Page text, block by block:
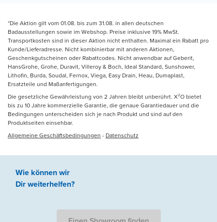
*Die Aktion gilt vom 01.08. bis zum 31.08. in allen deutschen
Badausstellungen sowie im Webshop. Preise inklusive 19% MwSt.
Transportkosten sind in dieser Aktion nicht enthalten. Maximal ein Rabatt pro
Kunde/Lieferadresse. Nicht kombinierbar mit anderen Aktionen,
Geschenkgutscheinen oder Rabattcodes. Nicht anwendbar auf Geberit,
HansGrohe, Grohe, Duravit, Villeroy & Boch, Ideal Standard, Sunshower,
Lithofin, Burda, Soudal, Fernox, Viega, Easy Drain, Heau, Dumaplast,
Ersatzteile und Maßanfertigungen.
Die gesetzliche Gewährleistung von 2 Jahren bleibt unberührt. X²O bietet
bis zu 10 Jahre kommerzielle Garantie, die genaue Garantiedauer und die
Bedingungen unterscheiden sich je nach Produkt und sind auf den
Produktseiten einsehbar.
Allgemeine Geschäftsbedingungen - Datenschutz
Wie können wir
Dir weiterhelfen?